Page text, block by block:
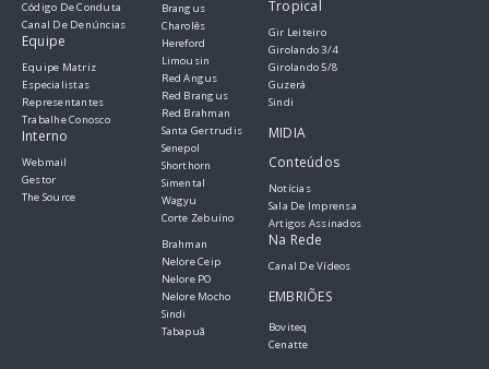
Código De Conduta
Canal De Denúncias
Equipe
Equipe Matriz
Especialistas
Representantes
Trabalhe Conosco
Interno
Webmail
Gestor
The Source
Brangus
Charolês
Hereford
Limousin
Red Angus
Red Brangus
Red Brahman
Santa Gertrudis
Senepol
Shorthorn
Simental
Wagyu
Corte Zebuíno
Brahman
Nelore Ceip
Nelore PO
Nelore Mocho
Sindi
Tabapuã
Tropical
Gir Leiteiro
Girolando 3/4
Girolando 5/8
Guzerá
Sindi
MIDIA
Conteúdos
Notícias
Sala De Imprensa
Artigos Assinados
Na Rede
Canal De Vídeos
EMBRIÕES
Boviteq
Cenatte